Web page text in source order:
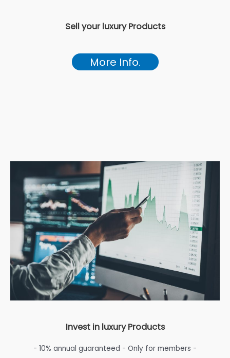
Sell your luxury Products
More Info.
Invest in luxury Products
- 10% annual guaranteed - Only for members -